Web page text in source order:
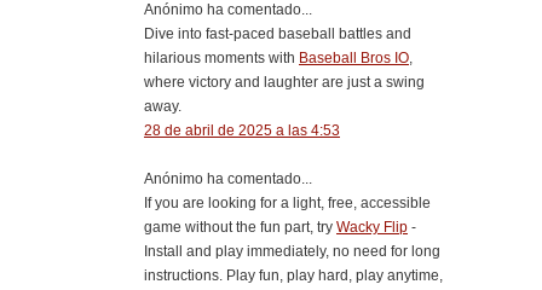
Anónimo ha comentado...
Dive into fast-paced baseball battles and
hilarious moments with Baseball Bros IO,
where victory and laughter are just a swing
away.
28 de abril de 2025 a las 4:53
Anónimo ha comentado...
If you are looking for a light, free, accessible
game without the fun part, try Wacky Flip -
Install and play immediately, no need for long
instructions. Play fun, play hard, play anytime,